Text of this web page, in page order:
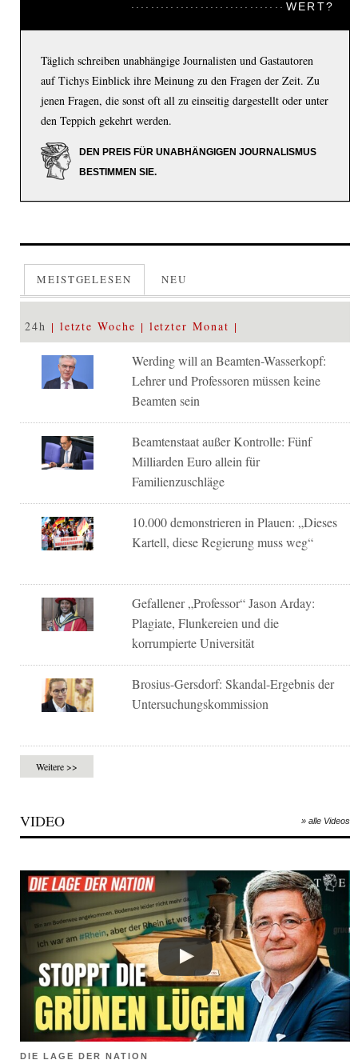
WERT?
Täglich schreiben unabhängige Journalisten und Gastautoren
auf Tichys Einblick ihre Meinung zu den Fragen der Zeit. Zu
jenen Fragen, die sonst oft all zu einseitig dargestellt oder unter
den Teppich gekehrt werden.
DEN PREIS FÜR UNABHÄNGIGEN JOURNALISMUS
BESTIMMEN SIE.
MEISTGELESEN NEU
24h letzte Woche letzter Monat
Werding will an Beamten-Wasserkopf:
Lehrer und Professoren müssen keine
Beamten sein
Beamtenstaat außer Kontrolle: Fünf
Milliarden Euro allein für
Familienzuschläge
10.000 demonstrieren in Plauen: „Dieses
Kartell, diese Regierung muss weg“
Gefallener „Professor“ Jason Arday:
Plagiate, Flunkereien und die
korrumpierte Universität
Brosius-Gersdorf: Skandal-Ergebnis der
Untersuchungskommission
Weitere >>
VIDEO » alle Videos
DIE LAGE DER NATION